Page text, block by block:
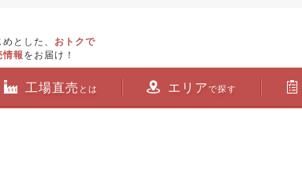
とした、 おトクで
情報 をお届け！
工場直売 とは エリアで探す